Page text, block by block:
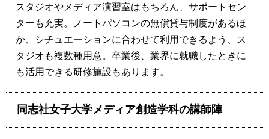
スタジオやメディア演習室はもちろん、サポートセン
ターも充実。ノートパソコンの無償貸与制度があるほ
か、シチュエーションに合わせて利用できるよう、ス
タジオも複数種用意。卒業後、業界に就職したときに
も活用できる研修施設もあります。
同志社女子大学メディア創造学科の講師陣